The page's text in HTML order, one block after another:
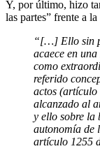
Y, por último, hizo
las partes” frente a
“[…] Ello sin
acaece en
como
referido
actos (artículo
alcanzado al
y ello sobre la
autonomía de
artículo 1255